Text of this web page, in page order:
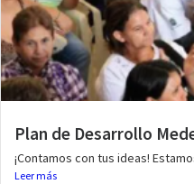
Plan de Desarrollo
¡Contamos con tus ideas!
Leer más